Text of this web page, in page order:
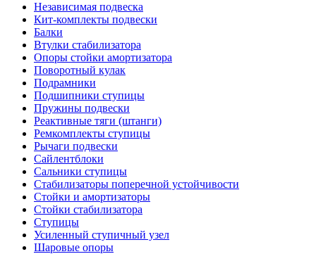
Независимая подвеска
Кит-комплекты подвески
Балки
Втулки стабилизатора
Опоры стойки амортизатора
Поворотный кулак
Подрамники
Подшипники ступицы
Пружины подвески
Реактивные тяги (штанги)
Ремкомплекты ступицы
Рычаги подвески
Сайлентблоки
Сальники ступицы
Стабилизаторы поперечной устойчивости
Стойки и амортизаторы
Стойки стабилизатора
Ступицы
Усиленный ступичный узел
Шаровые опоры